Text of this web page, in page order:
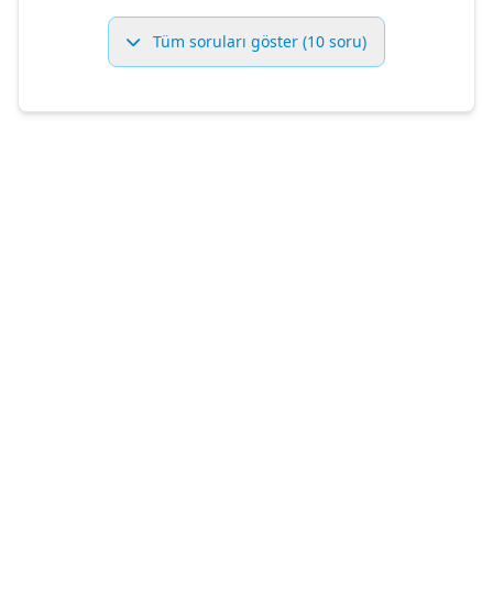
Tüm soruları göster (10 soru)